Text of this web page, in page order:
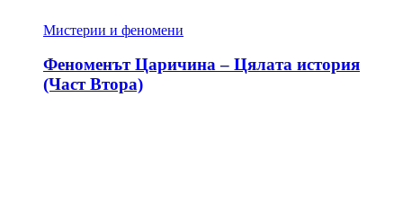
Мистерии и феномени
Феноменът Царичина – Цялата история
(Част Втора)